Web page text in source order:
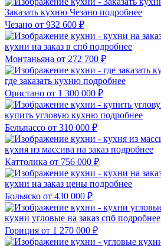
Заказать кухню Чезано подробнее
Чезано от 932 600 ₽
кухни на заказ в спб подробнее
Монтаньяна от 272 700 ₽
где заказать кухню подробнее
Ористано от 1 300 000 ₽
купить угловую кухню подробнее
Бельпассо от 310 000 ₽
кухня из массива на заказ подробнее
Каттолика от 756 000 ₽
кухни на заказ цены подробнее
Больяско от 430 000 ₽
кухни угловые на заказ спб подробнее
Гориция от 1 270 000 ₽